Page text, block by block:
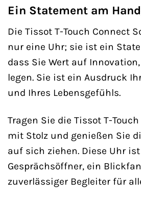
Ein Statement am
Die Tissot T-Touch Connect
nur eine Uhr; sie ist ein
dass Sie Wert auf
legen. Sie ist ein Ausdruck
und Ihres Lebensgefühls.
Tragen Sie die Tissot T-
mit Stolz und genießen Sie
auf sich ziehen. Diese Uhr
Gesprächsöffner, ein
zuverlässiger Begleiter für